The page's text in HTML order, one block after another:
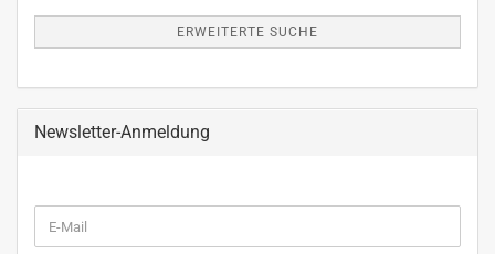
ERWEITERTE SUCHE
Newsletter-Anmeldung
ZUR
E-
Mail